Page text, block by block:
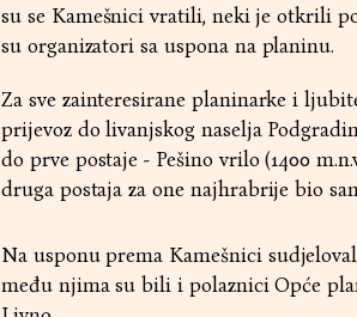
su se Kamešnici vratili, neki je otkrili
su organizatori sa uspona na planinu.
Za sve zainteresirane planinarke i
prijevoz do livanjskog naselja
do prve postaje - Pešino vrilo (1400
druga postaja za one najhrabrije bio
Na usponu prema Kamešnici
među njima su bili i polaznici Opće